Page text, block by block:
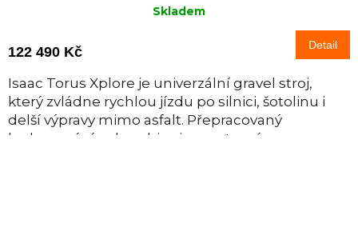
Skladem
122 490 Kč Detail
Isaac Torus Xplore je univerzální gravel stroj,
který zvládne rychlou jízdu po silnici, šotolinu i
delší výpravy mimo asfalt. Přepracovaný
karbonový rám kombinuje sportovní...